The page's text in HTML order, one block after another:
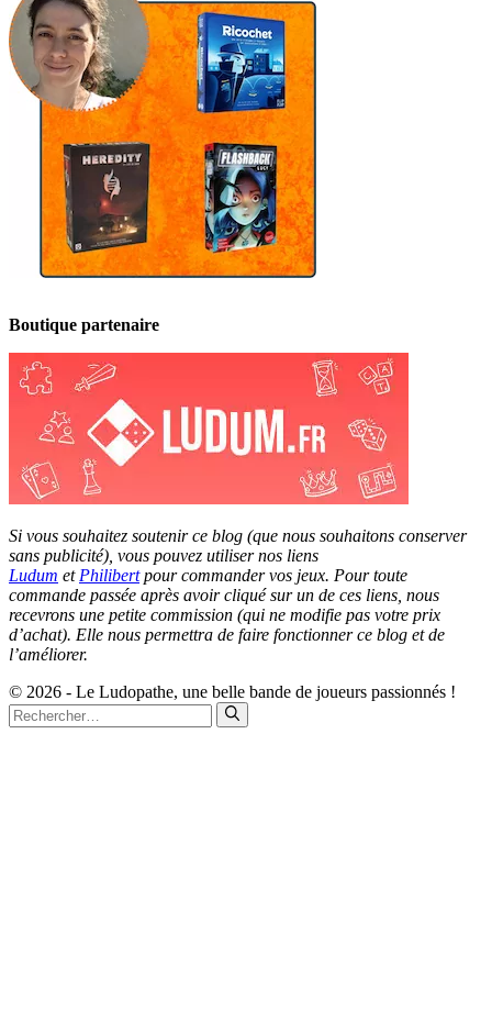
Boutique partenaire
Si vous souhaitez soutenir ce blog (que nous souhaitons conserver
sans publicité), vous pouvez utiliser nos liens
Ludum et Philibertpour commander vos jeux. Pour toute
commande passée après avoir cliqué sur un de ces liens, nous
recevrons une petite commission (qui ne modifie pas votre prix
d’achat). Elle nous permettra de faire fonctionner ce blog et de
l’améliorer.
© 2026 - Le Ludopathe, une belle bande de joueurs passionnés !
Rechercher :